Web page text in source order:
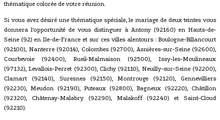
thématique colorée de votre réunion.
Si vous avez désiré une thématique spéciale, le mariage de deux teintes vous
donnera l'opportunité de vous distinguer à Antony (92160) en Hauts-de-
Seine (92) en Ile-de-France et sur ces villes alentours : Boulogne-Billancourt
(92100), Nanterre (92014), Colombes (92700), Asnières-sur-Seine (92600),
Courbevoie (92400), Rueil-Malmaison (92500), Issy-les-Moulineaux
(97132), Levallois-Perret (92300), Clichy (92110), Neuilly-sur-Seine (92200),
Clamart (92140), Suresnes (92150), Montrouge (92120), Gennevilliers
(92230), Meudon (92190), Puteaux (92800), Bagneux (92220), Châtillon
(92320), Châtenay-Malabry (92290), Malakoff (92240) et Saint-Cloud
(92210).